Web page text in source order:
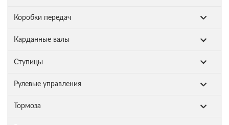
Коробки передач
Карданные валы
Ступицы
Рулевые управления
Тормоза